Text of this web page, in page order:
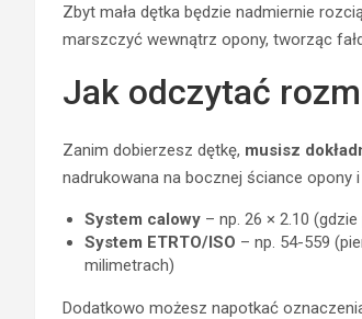
Zbyt mała dętka będzie nadmiernie
marszczyć wewnątrz opony, tworząc
Jak odczytać
Zanim dobierzesz dętkę, musisz
nadrukowana na bocznej ściance opony
System calowy – np. 26 × 2.10
System ETRTO/ISO – np. 54-559
milimetrach)
Dodatkowo możesz napotkać